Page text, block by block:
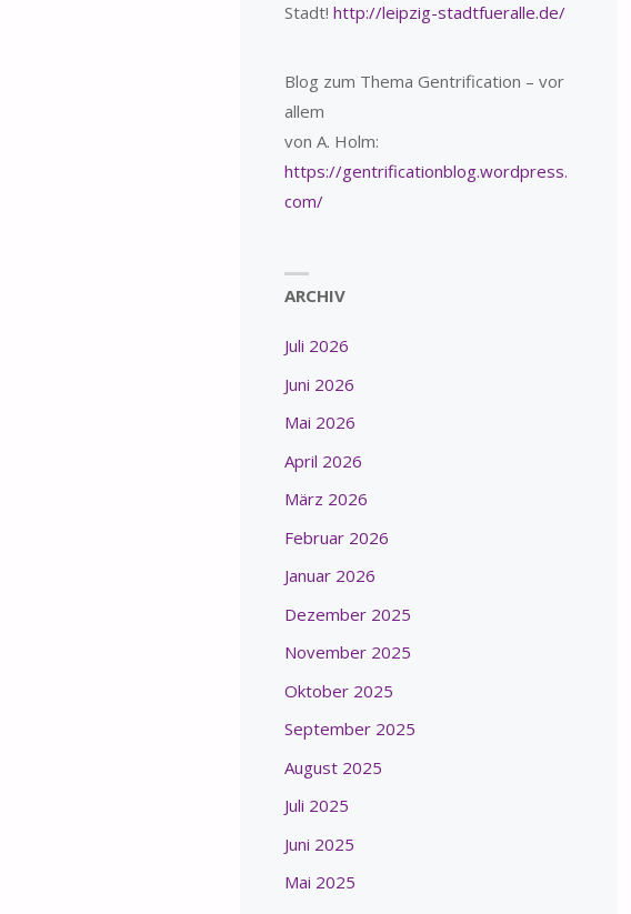
Stadt! http://leipzig-stadtfueralle.de/
Blog zum Thema Gentrification – vor
allem
von A. Holm:
https://gentrificationblog.wordpress.
com/
ARCHIV
Juli 2026
Juni 2026
Mai 2026
April 2026
März 2026
Februar 2026
Januar 2026
Dezember 2025
November 2025
Oktober 2025
September 2025
August 2025
Juli 2025
Juni 2025
Mai 2025